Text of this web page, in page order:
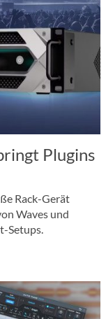
Plugins
Rack-Gerät
Waves und
Setups.